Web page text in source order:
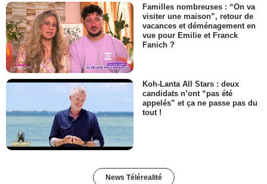
Familles nombreuses : “On va
visiter une maison”, retour de
vacances et déménagement en
vue pour Emilie et Franck
Fanich ?
Koh-Lanta All Stars : deux
candidats n’ont “pas été
appelés” et ça ne passe pas du
tout !
News Télérealité